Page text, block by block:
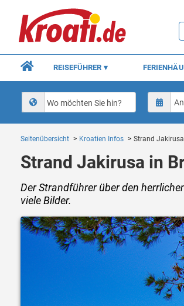
REISEFÜHRER
Wo möchten Sie hin?
Seitenübersicht Kroatien Infos Strand
Strand Jakirusa in
Der Strandführer über den
viele Bilder.